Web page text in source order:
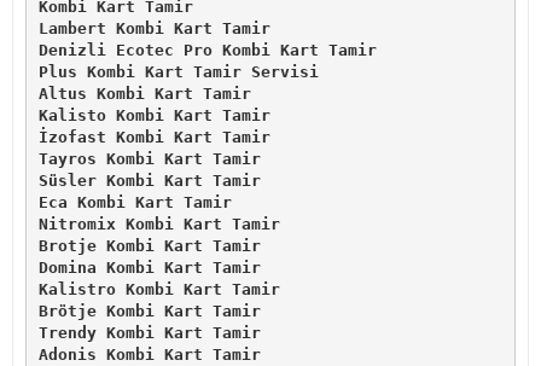
Kombi Kart Tamir
Lambert Kombi Kart Tamir
Denizli Ecotec Pro Kombi Kart Tamir
Plus Kombi Kart Tamir Servisi
Altus Kombi Kart Tamir
Kalisto Kombi Kart Tamir
İzofast Kombi Kart Tamir
Tayros Kombi Kart Tamir
Süsler Kombi Kart Tamir
Eca Kombi Kart Tamir
Nitromix Kombi Kart Tamir
Brotje Kombi Kart Tamir
Domina Kombi Kart Tamir
Kalistro Kombi Kart Tamir
Brötje Kombi Kart Tamir
Trendy Kombi Kart Tamir
Adonis Kombi Kart Tamir